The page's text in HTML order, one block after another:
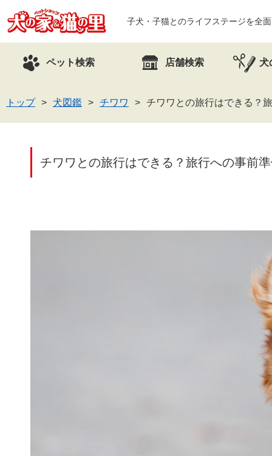
子犬・子猫とのライフステージを全
ペット検索 店舗検索 犬
トップ 犬図鑑 チワワ チワワとの旅行はできる？
チワワとの旅行はできる？旅行への事前